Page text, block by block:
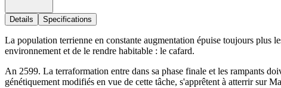
Details Specifications
La population terrienne en constante augmentation épuise toujours plus
environnement et de le rendre habitable : le cafard.
An 2599. La terraformation entre dans sa phase finale et les rampants
génétiquement modifiés en vue de cette tâche, s'apprêtent à atterrir sur